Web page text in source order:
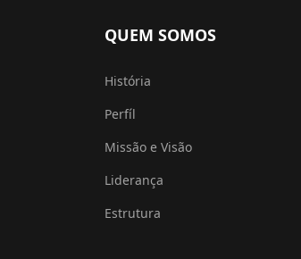
QUEM SOMOS
História
Perfíl
Missão e Visão
Liderança
Estrutura